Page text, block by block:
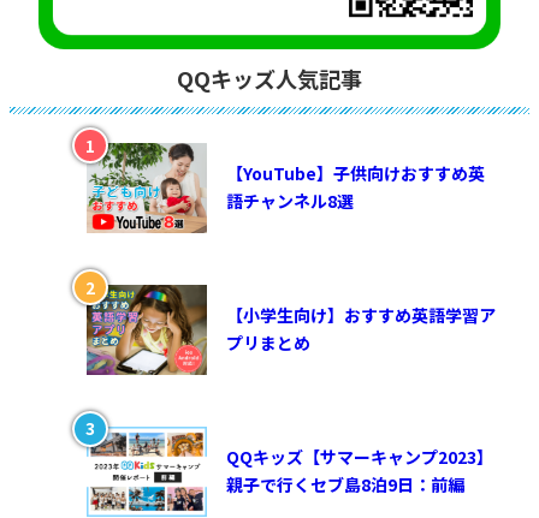
QQキッズ人気記事
【YouTube】子供向けおすすめ英
語チャンネル8選
【小学生向け】おすすめ英語学習ア
プリまとめ
QQキッズ【サマーキャンプ2023】
親子で行くセブ島8泊9日：前編